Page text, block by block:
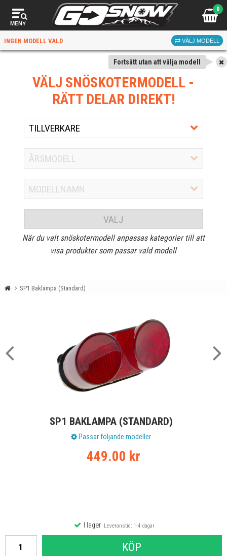
MENY
0
INGEN MODELL VALD VÄLJ MODELL
Fortsätt utan att välja modell
VÄLJ SNÖSKOTERMODELL -
RÄTT DELAR DIREKT!
VÄLJ
När du valt snöskotermodell anpassas kategorier till att
visa produkter som passar vald modell
SP1 Baklampa (Standard)
SP1 BAKLAMPA (STANDARD)
Passar följande modeller
449.00 kr
I lagerLeveranstid: 1-4 dagar
KÖP